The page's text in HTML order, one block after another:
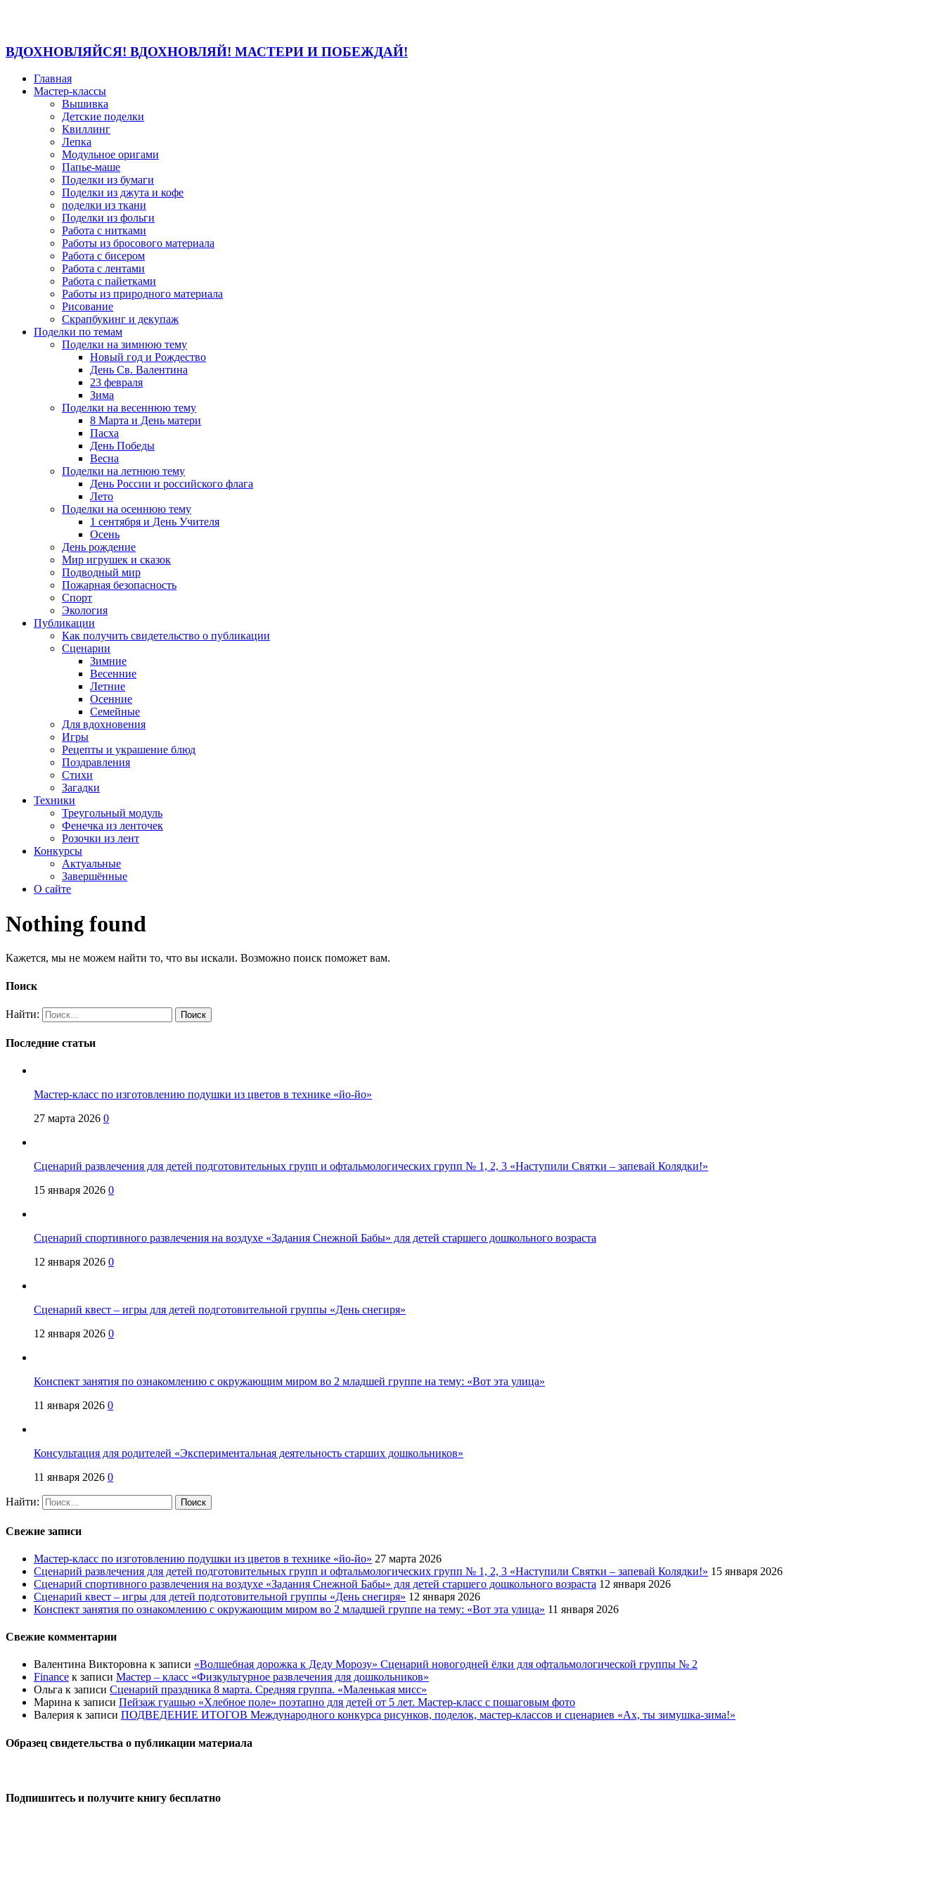
ВДОХНОВЛЯЙСЯ! ВДОХНОВЛЯЙ! МАСТЕРИ И ПОБЕЖДАЙ!
Главная
Мастер-классы
Вышивка
Детские поделки
Квиллинг
Лепка
Модульное оригами
Папье-маше
Поделки из бумаги
Поделки из джута и кофе
поделки из ткани
Поделки из фольги
Работа с нитками
Работы из бросового материала
Работа с бисером
Работа с лентами
Работа с пайетками
Работы из природного материала
Рисование
Скрапбукинг и декупаж
Поделки по темам
Поделки на зимнюю тему
Новый год и Рождество
День Св. Валентина
23 февраля
Зима
Поделки на весеннюю тему
8 Марта и День матери
Пасха
День Победы
Весна
Поделки на летнюю тему
День России и российского флага
Лето
Поделки на осеннюю тему
1 сентября и День Учителя
Осень
День рождение
Мир игрушек и сказок
Подводный мир
Пожарная безопасность
Спорт
Экология
Публикации
Как получить свидетельство о публикации
Сценарии
Зимние
Весенние
Летние
Осенние
Семейные
Для вдохновения
Игры
Рецепты и украшение блюд
Поздравления
Стихи
Загадки
Техники
Треугольный модуль
Фенечка из ленточек
Розочки из лент
Конкурсы
Актуальные
Завершённые
О сайте
Nothing found
Кажется, мы не можем найти то, что вы искали. Возможно поиск поможет вам.
Поиск
Найти:
Последние статьи
Мастер-класс по изготовлению подушки из цветов в технике «йо-йо»
27 марта 2026 0
Сценарий развлечения для детей подготовительных групп и офтальмологических групп № 1, 2, 3 «Наступили Святки – запевай Колядки!»
15 января 2026 0
Сценарий спортивного развлечения на воздухе «Задания Снежной Бабы» для детей старшего дошкольного возраста
12 января 2026 0
Сценарий квест – игры для детей подготовительной группы «День снегиря»
12 января 2026 0
Конспект занятия по ознакомлению с окружающим миром во 2 младшей группе на тему: «Вот эта улица»
11 января 2026 0
Консультация для родителей «Экспериментальная деятельность старших дошкольников»
11 января 2026 0
Найти:
Свежие записи
Мастер-класс по изготовлению подушки из цветов в технике «йо-йо» 27 марта 2026
Сценарий развлечения для детей подготовительных групп и офтальмологических групп № 1, 2, 3 «Наступили Святки – запевай Колядки!» 15 января 2026
Сценарий спортивного развлечения на воздухе «Задания Снежной Бабы» для детей старшего дошкольного возраста 12 января 2026
Сценарий квест – игры для детей подготовительной группы «День снегиря» 12 января 2026
Конспект занятия по ознакомлению с окружающим миром во 2 младшей группе на тему: «Вот эта улица» 11 января 2026
Свежие комментарии
Валентина Викторовна к записи «Волшебная дорожка к Деду Морозу» Сценарий новогодней ёлки для офтальмологической группы № 2
Finance к записи Мастер – класс «Физкультурное развлечения для дошкольников»
Ольга к записи Сценарий праздника 8 марта. Средняя группа. «Маленькая мисс»
Марина к записи Пейзаж гуашью «Хлебное поле» поэтапно для детей от 5 лет. Мастер-класс с пошаговым фото
Валерия к записи ПОДВЕДЕНИЕ ИТОГОВ Международного конкурса рисунков, поделок, мастер-классов и сценариев «Ах, ты зимушка-зима!»
Образец свидетельства о публикации материала
Подпишитесь и получите книгу бесплатно